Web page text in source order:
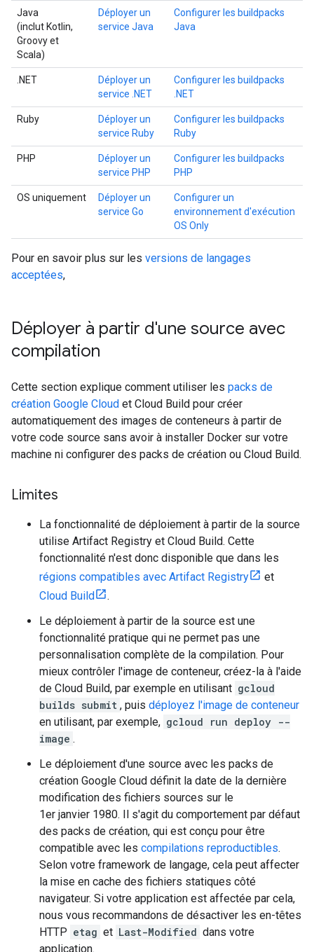
Java
(inclut Kotlin,
Groovy et
Scala)
Déployer un
service Java
Configurer les buildpacks
Java
.NET
Déployer un
service .NET
Configurer les buildpacks
.NET
Ruby
Déployer un
service Ruby
Configurer les buildpacks
Ruby
PHP
Déployer un
service PHP
Configurer les buildpacks
PHP
OS uniquement
Déployer un
service Go
Configurer un
environnement d'exécution
OS Only
Pour en savoir plus sur les versions de langages
acceptées,
Déployer à partir d'une source avec
compilation
Cette section explique comment utiliser les packs de
création Google Cloud et Cloud Build pour créer
automatiquement des images de conteneurs à partir de
votre code source sans avoir à installer Docker sur votre
machine ni configurer des packs de création ou Cloud Build.
Limites
La fonctionnalité de déploiement à partir de la source
utilise Artifact Registry et Cloud Build. Cette
fonctionnalité n'est donc disponible que dans les
régions compatibles avec Artifact Registry
et
Cloud Build
.
Le déploiement à partir de la source est une
fonctionnalité pratique qui ne permet pas une
personnalisation complète de la compilation. Pour
mieux contrôler l'image de conteneur, créez-la à l'aide
de Cloud Build, par exemple en utilisant gcloud
builds submit , puis déployez l'image de conteneur
en utilisant, par exemple, gcloud run deploy --
image .
Le déploiement d'une source avec les packs de
création Google Cloud définit la date de la dernière
modification des fichiers sources sur le
1er janvier 1980. Il s'agit du comportement par défaut
des packs de création, qui est conçu pour être
compatible avec les compilations reproductibles.
Selon votre framework de langage, cela peut affecter
la mise en cache des fichiers statiques côté
navigateur. Si votre application est affectée par cela,
nous vous recommandons de désactiver les en-têtes
HTTP etag et Last-Modified dans votre
application.